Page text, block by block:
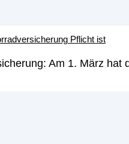
Pflicht ist
Am 1. März hat